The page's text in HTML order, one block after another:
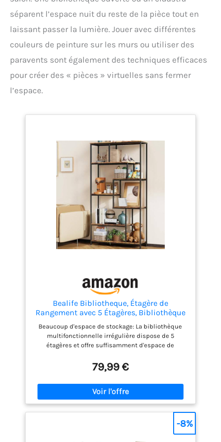
facile à monter et à replier lorsqu’elle n’est pas
utilisée. Ces caisse rangement sous lit étroits
permettent d’exploiter complètement l’espace
chambre ou un dortoir parfaitement organisé.
séparent l’espace nuit du reste de la pièce tout en
laissant passer la lumière. Jouer avec différentes
couleurs de peinture sur les murs ou utiliser des
paravents sont également des techniques efficaces
pour créer des « pièces » virtuelles sans fermer
l’espace.
Bealife Bibliotheque, Étagère de
Rangement avec 5 Étagères, Bibliothèque
Ouverte pour Bureau, Salon, Chambre,
Cuisine, 30 x 98 x 180 cm, Rétro
Beaucoup d'espace de stockage: La bibliothèque
multifonctionnelle irrégulière dispose de 5
étagères et offre suffisamment d'espace de
divise les articles de différentes tailles en
catégories sans les empiler. En même temps, les
compartiments ouverts sont clairs et faciles à
utiliser au premier coup d'œil. Utilisation
multifonctionnelle: Des bibliothèques creuses de
différentes tailles et hauteurs peuvent afficher non
ustensiles de cuisine, des décorations, des cadres
79,99 €
-8%